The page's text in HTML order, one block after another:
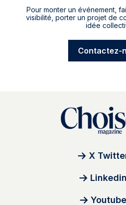
Pour monter un événement,
visibilité, porter un projet de
idée
Contactez-
X
Linkedin
Youtube